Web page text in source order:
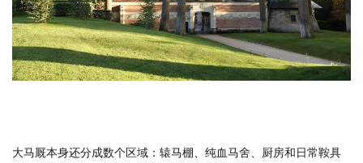
大马厩本身还分成数个区域：辕马棚、纯血马舍、厨房和日常鞍具